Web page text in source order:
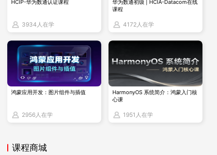
博睿谷·博睿慕课优势
OCP认证的价值
尽管OCP认证考试的费用可能相对较高，但其带来的价
值是显而易见的。OCP认证不仅能够提升个人技能，还
能够增加就业竞争力和薪资潜力。通过选择合适的培训
机构和准备充分的财务预算，考生可以顺利获得OCP认
想要了解更多关于OCP培训认证以及其他的相关信息，您可以
HCIP-华为数通认证课程
3934人在学
华为数通初级 | HCIA-Datacom在线
课程
4172人在学
鸿蒙应用开发：图片组件与插值
2956人在学
HarmonyOS 系统简介：鸿蒙入门核
心课
1951人在学
课程商城